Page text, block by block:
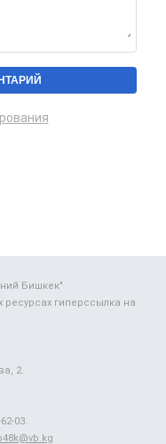
Бишкек"
гиперссылка на
2.
03.